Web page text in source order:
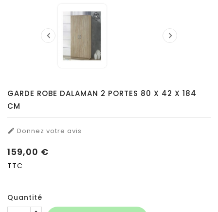
 
GARDE ROBE DALAMAN 2 PORTES 80 X 42 X 184
CM
 Donnez votre avis
159,00 €
TTC
Quantité